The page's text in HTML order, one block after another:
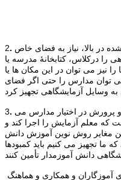
2. در بالا، نیاز به فضای خاص
را درکلاس، کتابخانۀ مدرسه یا
نیز می توان در این مکان ها یا
می توان مدارس را حتی اگر فضای
3.
که معلم آزمایش را اجرا کند و
مغایر روش نوین آموزش دانش
ما تجهیز می کنیم باید کمبودها